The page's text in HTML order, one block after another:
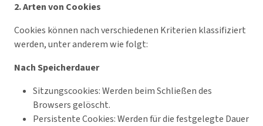
2. Arten von Cookies
Cookies können nach verschiedenen Kriterien klassifiziert
werden, unter anderem wie folgt:
Nach Speicherdauer
Sitzungscookies: Werden beim Schließen des
Browsers gelöscht.
Persistente Cookies: Werden für die festgelegte Dauer